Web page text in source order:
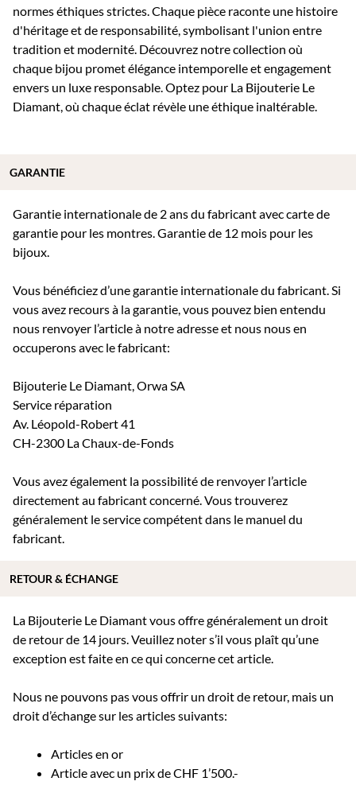
normes éthiques strictes. Chaque pièce raconte une histoire
d'héritage et de responsabilité, symbolisant l'union entre
tradition et modernité. Découvrez notre collection où
chaque bijou promet élégance intemporelle et engagement
envers un luxe responsable. Optez pour La Bijouterie Le
Diamant, où chaque éclat révèle une éthique inaltérable.
Garantie internationale de 2 ans du fabricant avec carte de
garantie pour les montres. Garantie de 12 mois pour les
bijoux.
Vous bénéficiez d’une garantie internationale du fabricant. Si
vous avez recours à la garantie, vous pouvez bien entendu
nous renvoyer l’article à notre adresse et nous nous en
occuperons avec le fabricant:
Bijouterie Le Diamant, Orwa SA
Service réparation
Av. Léopold-Robert 41
CH-2300 La Chaux-de-Fonds
Vous avez également la possibilité de renvoyer l’article
directement au fabricant concerné. Vous trouverez
généralement le service compétent dans le manuel du
fabricant.
La Bijouterie Le Diamant vous offre généralement un droit
de retour de 14 jours. Veuillez noter s’il vous plaît qu’une
exception est faite en ce qui concerne cet article.
Nous ne pouvons pas vous offrir un droit de retour, mais un
droit d’échange sur les articles suivants:
Articles en or
Article avec un prix de CHF 1’500.-
GARANTIE
RETOUR & ÉCHANGE